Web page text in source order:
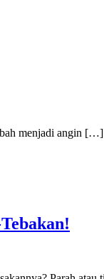
menjadi angin […]